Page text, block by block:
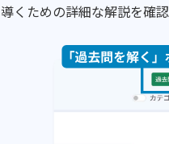
ための詳細な解説を確認